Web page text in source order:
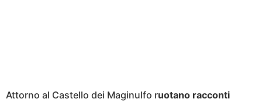
Attorno al Castello dei Maginulfo ruotano racconti